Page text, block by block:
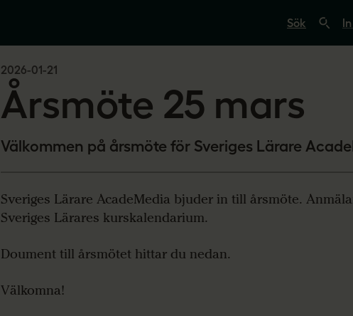
ö
p
r
e
s
r
a
2026-01-21
Årsmöte 25 mars
Välkommen på årsmöte för Sveriges Lärare
Sveriges Lärare AcadeMedia bjuder in till årsmöte.
Sveriges Lärares kurskalendarium.
Doument till årsmötet hittar du nedan.
Välkomna!